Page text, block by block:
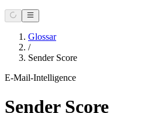
Glossar
/
Sender Score
E-Mail-Intelligence
Sender Score